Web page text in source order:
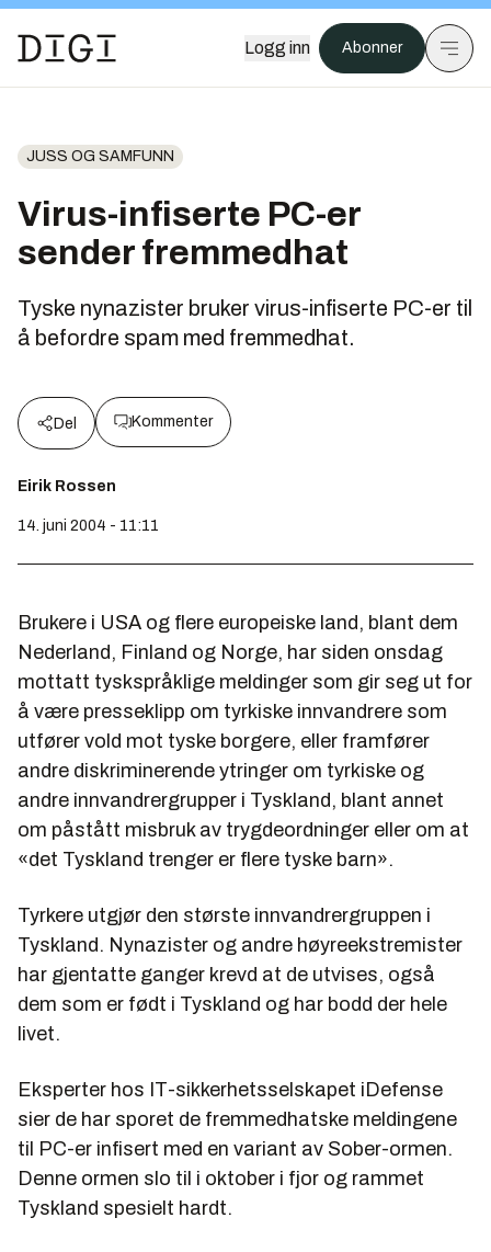
Logg inn Abonner
JUSS OG SAMFUNN
Virus-infiserte PC-er
sender fremmedhat
Tyske nynazister bruker virus-infiserte PC-er til
å befordre spam med fremmedhat.
Del Kommenter
Eirik Rossen
14. juni 2004 - 11:11
Brukere i USA og flere europeiske land, blant dem
Nederland, Finland og Norge, har siden onsdag
mottatt tyskspråklige meldinger som gir seg ut for
å være presseklipp om tyrkiske innvandrere som
utfører vold mot tyske borgere, eller framfører
andre diskriminerende ytringer om tyrkiske og
andre innvandrergrupper i Tyskland, blant annet
om påstått misbruk av trygdeordninger eller om at
«det Tyskland trenger er flere tyske barn».
Tyrkere utgjør den største innvandrergruppen i
Tyskland. Nynazister og andre høyreekstremister
har gjentatte ganger krevd at de utvises, også
dem som er født i Tyskland og har bodd der hele
livet.
Eksperter hos IT-sikkerhetsselskapet iDefense
sier de har sporet de fremmedhatske meldingene
til PC-er infisert med en variant av Sober-ormen.
Denne ormen slo til i oktober i fjor og rammet
Tyskland spesielt hardt.